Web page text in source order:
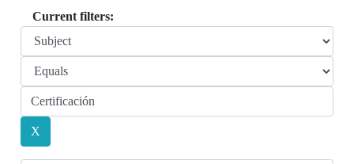
Current filters: